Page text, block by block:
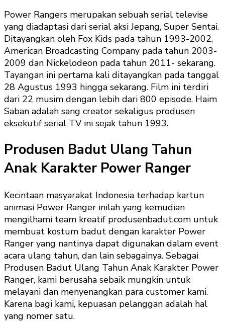
Power Rangers merupakan sebuah serial televise
yang diadaptasi dari serial aksi Jepang, Super Sentai.
Ditayangkan oleh Fox Kids pada tahun 1993-2002,
American Broadcasting Company pada tahun 2003-
2009 dan Nickelodeon pada tahun 2011- sekarang.
Tayangan ini pertama kali ditayangkan pada tanggal
28 Agustus 1993 hingga sekarang. Film ini terdiri
dari 22 musim dengan lebih dari 800 episode. Haim
Saban adalah sang creator sekaligus produsen
eksekutif serial TV ini sejak tahun 1993.
Produsen Badut Ulang Tahun
Anak Karakter Power Ranger
Kecintaan masyarakat Indonesia terhadap kartun
animasi Power Ranger inilah yang kemudian
mengilhami team kreatif produsenbadut.com untuk
membuat kostum badut dengan karakter Power
Ranger yang nantinya dapat digunakan dalam event
acara ulang tahun, dan lain sebagainya. Sebagai
Produsen Badut Ulang Tahun Anak Karakter Power
Ranger, kami berusaha sebaik mungkin untuk
melayani dan menyenangkan para customer kami.
Karena bagi kami, kepuasan pelanggan adalah hal
yang nomer satu.